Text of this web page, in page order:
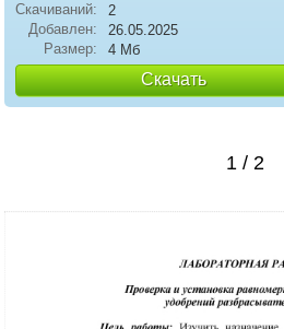
Скачиваний:
2
Добавлен:
26.05.2025
Размер:
4 Мб
Скачать
1 / 2